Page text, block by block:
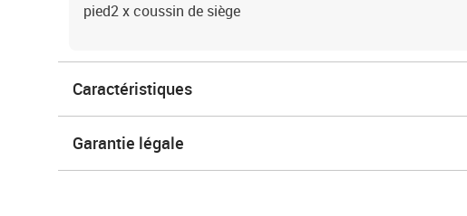
pied2 x coussin de siège
Caractéristiques
Garantie légale